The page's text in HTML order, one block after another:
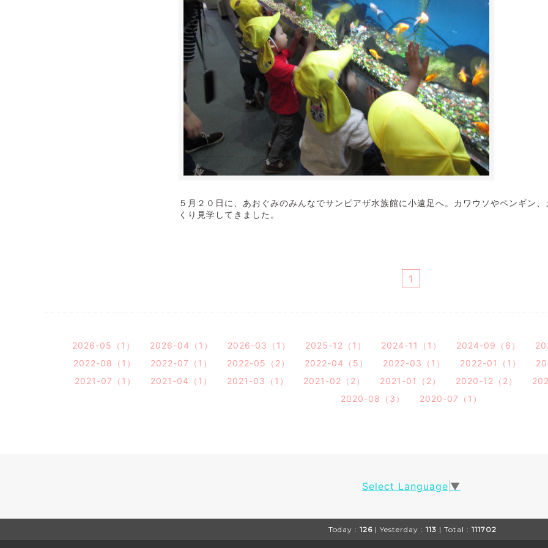
５月２０日に、あおぐみのみんなでサンピアザ水族館に小遠足へ。カワウソやペンギン
くり見学してきました。
1
2026-05（1） 2026-04（1） 2026-03（1） 2025-12（1） 2024-11（1） 2024-09（6）
2022-08（1）
2022-07（1） 2022-05（2） 2022-04（5） 2022-03（1） 2022-01（1）
2021-07（1）
2021-04（1） 2021-03（1） 2021-02（2） 2021-01（2） 2020-12（2）
2020-08（3）
2020-07（1）
Select Language ▼
Today : 126 | Yesterday : 113 | Total : 111702